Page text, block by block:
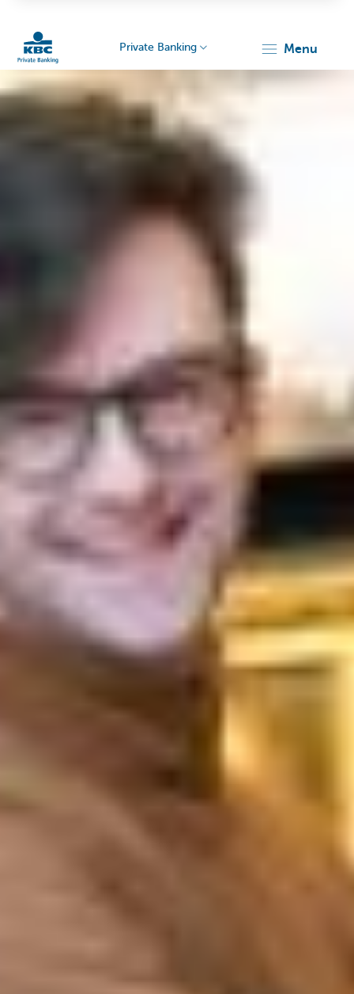
Particulieren
Private Banking menu